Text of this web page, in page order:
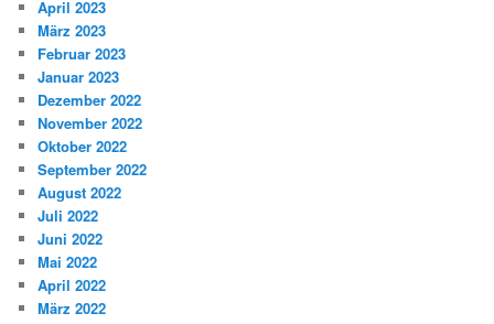
April 2023
März 2023
Februar 2023
Januar 2023
Dezember 2022
November 2022
Oktober 2022
September 2022
August 2022
Juli 2022
Juni 2022
Mai 2022
April 2022
März 2022